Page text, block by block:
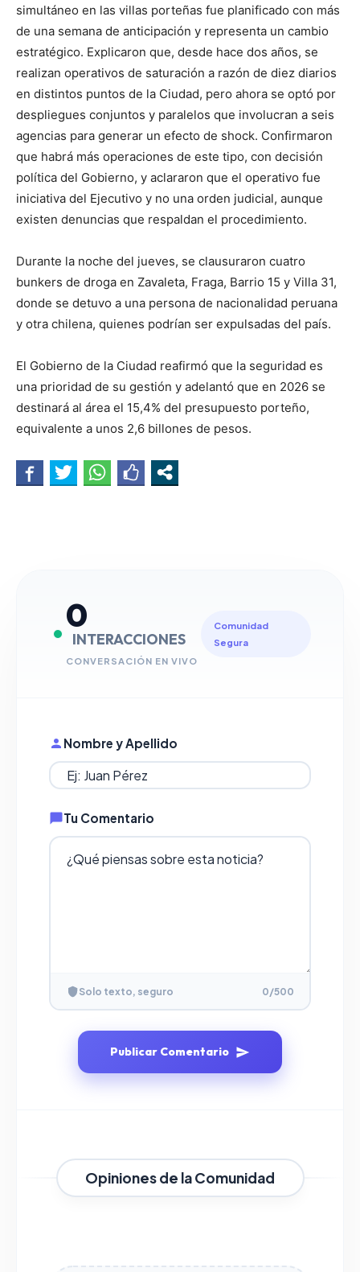
simultáneo en las villas porteñas fue planificado con más
de una semana de anticipación y representa un cambio
estratégico. Explicaron que, desde hace dos años, se
realizan operativos de saturación a razón de diez diarios
en distintos puntos de la Ciudad, pero ahora se optó por
despliegues conjuntos y paralelos que involucran a seis
agencias para generar un efecto de shock. Confirmaron
que habrá más operaciones de este tipo, con decisión
política del Gobierno, y aclararon que el operativo fue
iniciativa del Ejecutivo y no una orden judicial, aunque
existen denuncias que respaldan el procedimiento.
Durante la noche del jueves, se clausuraron cuatro
bunkers de droga en Zavaleta, Fraga, Barrio 15 y Villa 31,
donde se detuvo a una persona de nacionalidad peruana
y otra chilena, quienes podrían ser expulsadas del país.
El Gobierno de la Ciudad reafirmó que la seguridad es
una prioridad de su gestión y adelantó que en 2026 se
destinará al área el 15,4% del presupuesto porteño,
equivalente a unos 2,6 billones de pesos.
0
INTERACCIONES
CONVERSACIÓN EN VIVO
Comunidad
Segura
Nombre y Apellido
Tu Comentario
Solo texto, seguro 0/500
Publicar Comentario
Opiniones de la Comunidad